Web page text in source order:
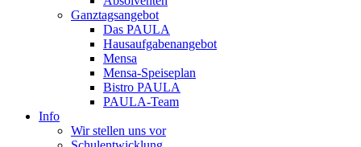
Ganztagsangebot
Das PAULA
Hausaufgabenangebot
Mensa
Mensa-Speiseplan
Bistro PAULA
PAULA-Team
Info
Wir stellen uns vor